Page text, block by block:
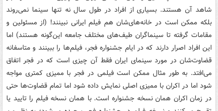
شاهد آن هستند. بسیاری از افراد در طول سال نه تنها سینما نمی‌‌روند
بلکه ممکن است در خانه‌های‌شان هم فیلم ایرانی نبینند! (از مسئولین و
مقامات گرفته تا سینماگران طیف‌های مختلف جامعه این‌گونه هستند) اما
این افراد اصرار دارند که در ایام جشنواره فجر، فیلم‌ها را ببینند و متاسفانه
قضاوت‌شان در مورد سینمای ایران فقط آن چیزی است که در فجر اتفاق
می‌افتد. به طور مثال ممکن است فیلمی در فجر با ممیزی کمتری مواجه
شود اما در اکران با ممیزی اصلی نمایش داده شود اما تمام قضاوت‌ها حتی
در زمان اکران همان نسخه جشنواره است‌. با همان نسخه فیلم را تایید یا